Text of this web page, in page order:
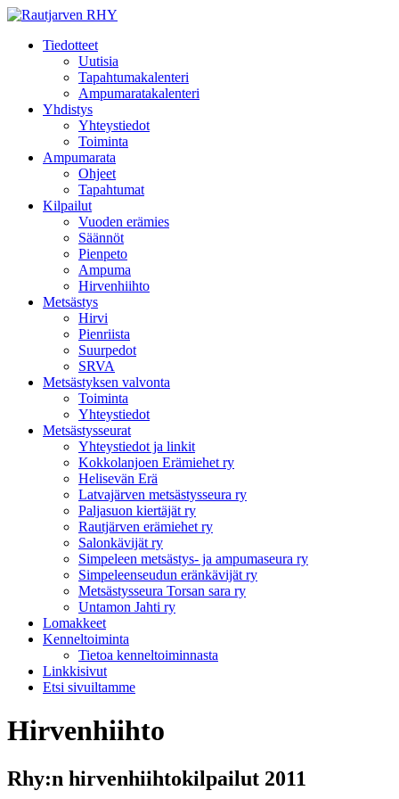
Tiedotteet
Uutisia
Tapahtumakalenteri
Ampumaratakalenteri
Yhdistys
Yhteystiedot
Toiminta
Ampumarata
Ohjeet
Tapahtumat
Kilpailut
Vuoden erämies
Säännöt
Pienpeto
Ampuma
Hirvenhiihto
Metsästys
Hirvi
Pienriista
Suurpedot
SRVA
Metsästyksen valvonta
Toiminta
Yhteystiedot
Metsästysseurat
Yhteystiedot ja linkit
Kokkolanjoen Erämiehet ry
Helisevän Erä
Latvajärven metsästysseura ry
Paljasuon kiertäjät ry
Rautjärven erämiehet ry
Salonkävijät ry
Simpeleen metsästys- ja ampumaseura ry
Simpeleenseudun eränkävijät ry
Metsästysseura Torsan sara ry
Untamon Jahti ry
Lomakkeet
Kenneltoiminta
Tietoa kenneltoiminnasta
Linkkisivut
Etsi sivuiltamme
Hirvenhiihto
Rhy:n hirvenhiihtokilpailut 2011